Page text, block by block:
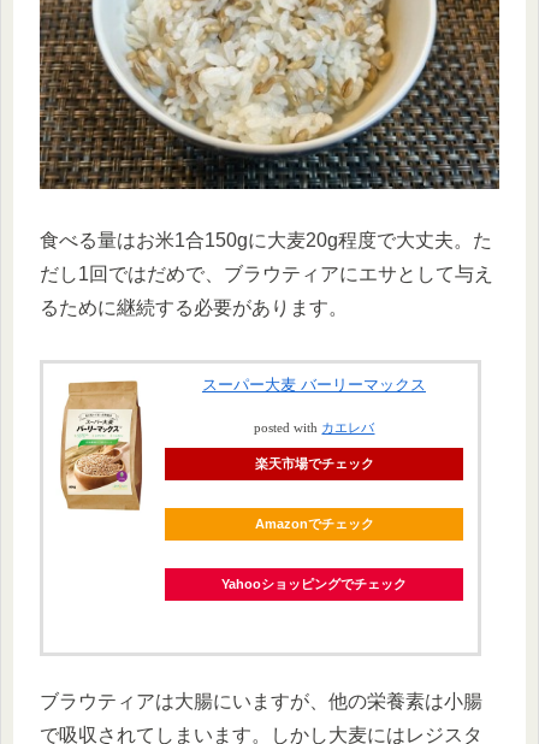
食べる量はお米1合150gに大麦20g程度で大丈夫。た
だし1回ではだめで、ブラウティアにエサとして与え
るために継続する必要があります。
スーパー大麦 バーリーマックス
posted with カエレバ
楽天市場でチェック
Amazonでチェック
Yahooショッピングでチェック
ブラウティアは大腸にいますが、他の栄養素は小腸
で吸収されてしまいます。しかし大麦にはレジスタ